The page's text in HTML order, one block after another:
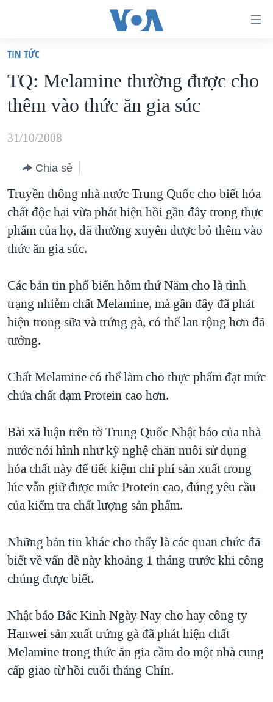
truy
cập
Tới
dung
chính
điều
hướng
chính
Đi
"Tìm"
VIỆT NAM
HOA KỲ
BIỂN ĐÔNG
BLOG
DIỄN ĐÀN
MỤC
TỰ DO BÁO CHÍ
NGƯỜI VIỆT HẢI NGOẠI
ĐỜI SỐNG
KINH TẾ
SỨC KHOẺ
VĂN HOÁ
GIÁO DỤC
CHUYÊN ĐỀ
HÀNH TRÌNH BẦU CỬ 2024
MỘT NĂM CHIẾN TRANH TẠI DẢI GAZA
GIẢI MÃ VÀNH ĐAI & CON ĐƯỜNG
TRỊNH VĨNH BÌNH - NGƯỜI HẠ 'BÊN THẮNG CUỘC'
CHI PHÍ CHIẾN TRANH AFGHANISTAN
CÁC GIÁ TRỊ CỘNG HÒA Ở VIỆT NAM
THƯỢNG ĐỈNH TRUMP-KIM TẠI VIỆT NAM
TRỊNH VĨNH BÌNH VS. CHÍNH PHỦ VIỆT NAM
BÊN KIA QUỐC LỘ: TIẾNG VỌNG TỪ NÔNG THÔN MỸ
QUAN HỆ VIỆT MỸ
VIDEO
NGHE
MẠNG XÃ HỘI
Ngôn ngữ khác
TIN TỨC
TQ: Melamine thường được cho
thêm vào thức ăn gia súc
31/10/2008
Chia sẻ
Truyền thông nhà nước Trung Quốc cho biết hóa
chất độc hại vừa phát hiện hồi gần đây trong thực
phẩm của họ, đã thường xuyên được bỏ thêm vào
thức ăn gia súc.
Các bản tin phổ biến hôm thứ Năm cho là tình
trạng nhiễm chất Melamine, mà gần đây đã phát
hiện trong sữa và trứng gà, có thể lan rộng hơn đã
tưởng.
Chất Melamine có thể làm cho thực phẩm đạt mức
chứa chất đạm Protein cao hơn.
Bài xã luận trên tờ Trung Quốc Nhật báo của nhà
nước nói hình như kỹ nghệ chăn nuôi sử dụng
hóa chất này để tiết kiệm chi phí sản xuất trong
lúc vẫn giữ được mức Protein cao, đúng yêu cầu
của kiểm tra chất lượng sản phẩm.
Những bản tin khác cho thấy là các quan chức đã
biết về vấn đề này khoảng 1 tháng trước khi công
chúng được biết.
Nhật báo Bắc Kinh Ngày Nay cho hay công ty
Hanwei sản xuất trứng gà đã phát hiện chất
Melamine trong thức ăn gia cầm do một nhà cung
cấp giao từ hồi cuối tháng Chín.